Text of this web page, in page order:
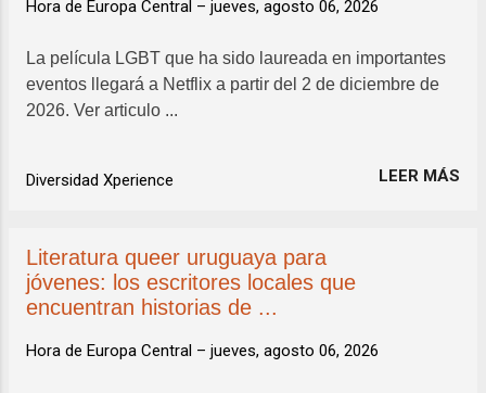
Hora de Europa Central – jueves, agosto 06, 2026
La película LGBT que ha sido laureada en importantes
eventos llegará a Netflix a partir del 2 de diciembre de
2026. Ver articulo ...
Diversidad Xperience LEER MÁS
Literatura queer uruguaya para
jóvenes: los escritores locales que
encuentran historias de ...
Hora de Europa Central – jueves, agosto 06, 2026